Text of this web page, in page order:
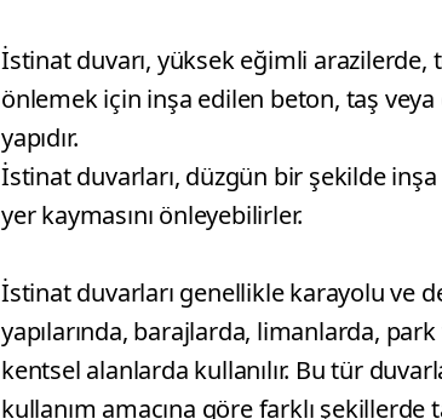
İstinat duvarı, yüksek eğimli arazilerde,
önlemek için inşa edilen beton, taş
yapıdır.
İstinat duvarları, düzgün bir şekilde
yer kaymasını önleyebilirler.
İstinat duvarları genellikle karayolu ve
yapılarında, barajlarda, limanlarda,
kentsel alanlarda kullanılır. Bu tür
kullanım amacına göre farklı şekillerde